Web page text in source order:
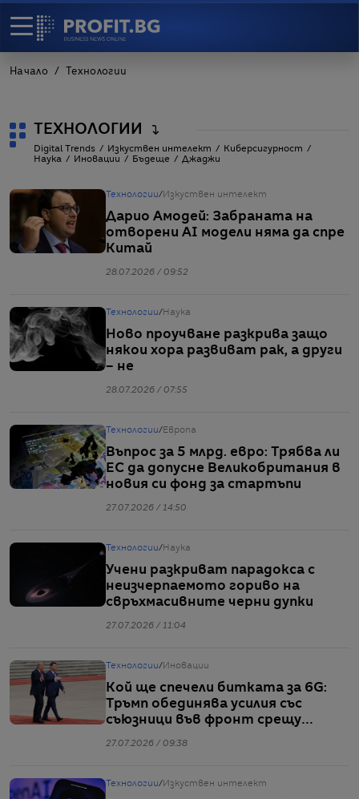
Начало Технологии
ТЕХНОЛОГИИ
Digital Trends Изкуствен интелект
Киберсигурност
Наука
Иновации Бъдеще Джаджи
Технологии/ Изкуствен интелект
Дарио Амодей: Забраната на
отворени AI модели няма да спре
Китай
28.07.2026 / 09:52
Технологии/ Наука
Ново проучване разкрива защо
някои хора развиват рак, а други
– не
28.07.2026 / 07:55
Технологии/ Европа
Въпрос за 5 млрд. евро: Трябва ли
ЕС да допусне Великобритания в
новия си фонд за стартъпи
27.07.2026 / 14:50
Технологии/ Наука
Учени разкриват парадокса с
неизчерпаемото гориво на
свръхмасивните черни дупки
27.07.2026 / 11:04
Технологии/ Иновации
Кой ще спечели битката за 6G:
Тръмп обединява усилия със
съюзници във фронт срещу
27.07.2026 / 09:38
Технологии/ Изкуствен интелект